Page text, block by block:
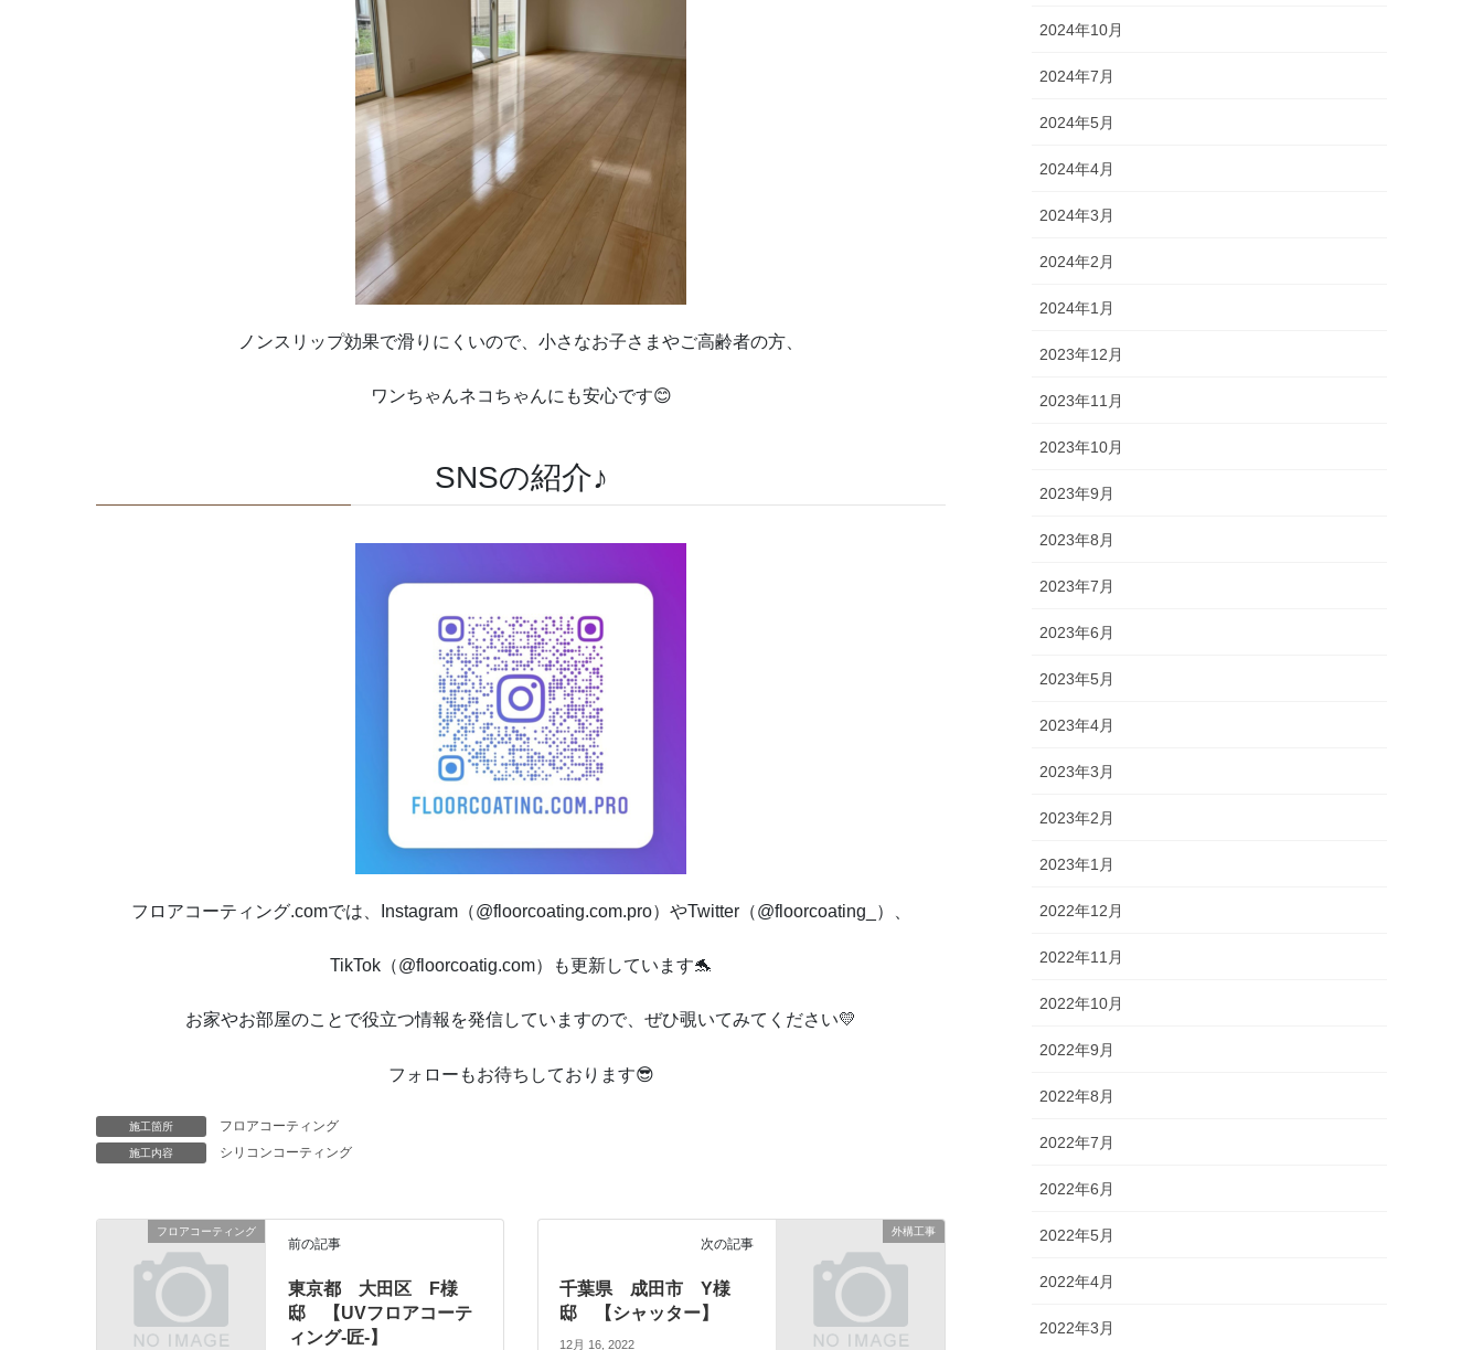
ノンスリップ効果で滑りにくいので、小さなお子さまやご高齢者の方、
ワンちゃんネコちゃんにも安心です😊
SNSの紹介♪
フロアコーティング.comでは、Instagram（@floorcoating.com.pro）やTwitter（@floorcoating_）、
TikTok（@floorcoatig.com）も更新しています🐬
お家やお部屋のことで役立つ情報を発信していますので、ぜひ覗いてみてください💛
フォローもお待ちしております😎
施工箇所 フロアコーティング
施工内容 シリコンコーティング
フロアコーティング
前の記事
東京都 大田区 F様
邸 【UVフロアコーテ
ィング-匠-】
外構工事
次の記事
千葉県 成田市 Y様
邸 【シャッター】
12月 16, 2022
2024年10月
2024年7月
2024年5月
2024年4月
2024年3月
2024年2月
2024年1月
2023年12月
2023年11月
2023年10月
2023年9月
2023年8月
2023年7月
2023年6月
2023年5月
2023年4月
2023年3月
2023年2月
2023年1月
2022年12月
2022年11月
2022年10月
2022年9月
2022年8月
2022年7月
2022年6月
2022年5月
2022年4月
2022年3月